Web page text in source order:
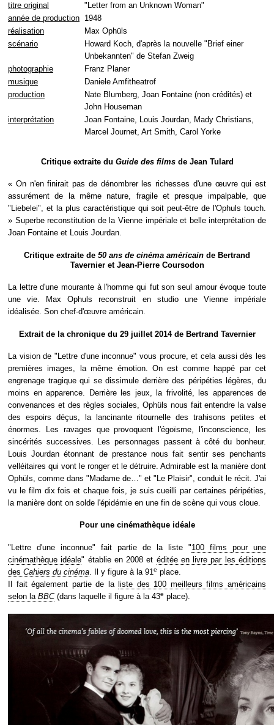
titre original
"Letter from an Unknown Woman"
année de production 1948
réalisation
Max Ophüls
scénario
Howard Koch, d'après la nouvelle "Brief einer
Unbekannten" de Stefan Zweig
photographie
Franz Planer
musique
Daniele Amfitheatrof
production
Nate Blumberg, Joan Fontaine (non crédités) et
John Houseman
interprétation
Joan Fontaine, Louis Jourdan, Mady Christians,
Marcel Journet, Art Smith, Carol Yorke
Critique extraite du Guide des filmsde Jean Tulard
« On n'en finirait pas de dénombrer les richesses d'une œuvre qui est
assurément de la même nature, fragile et presque impalpable, que
"Liebelei", et la plus caractéristique qui soit peut-être de l'Ophuls touch.
» Superbe reconstitution de la Vienne impériale et belle interprétation de
Joan Fontaine et Louis Jourdan.
Critique extraite de 50 ans de cinéma américain de Bertrand
Tavernier et Jean-Pierre Coursodon
La lettre d'une mourante à l'homme qui fut son seul amour évoque toute
une vie. Max Ophuls reconstruit en studio une Vienne impériale
idéalisée. Son chef-d'œuvre américain.
Extrait de la chronique du 29 juillet 2014 de Bertrand Tavernier
La vision de "Lettre d'une inconnue" vous procure, et cela aussi dès les
premières images, la même émotion. On est comme happé par cet
engrenage tragique qui se dissimule derrière des péripéties légères, du
moins en apparence. Derrière les jeux, la frivolité, les apparences de
convenances et des règles sociales, Ophüls nous fait entendre la valse
des espoirs déçus, la lancinante ritournelle des trahisons petites et
énormes. Les ravages que provoquent l'égoïsme, l'inconscience, les
sincérités successives. Les personnages passent à côté du bonheur.
Louis Jourdan étonnant de prestance nous fait sentir ses penchants
velléitaires qui vont le ronger et le détruire. Admirable est la manière dont
Ophüls, comme dans "Madame de…" et "Le Plaisir", conduit le récit. J'ai
vu le film dix fois et chaque fois, je suis cueilli par certaines péripéties,
la manière dont on solde l'épidémie en une fin de scène qui vous cloue.
Pour une cinémathèque idéale
"Lettre d'une inconnue" fait partie de la liste "100 films pour une
cinémathèque idéale" établie en 2008 et éditée en livre par les éditions
des Cahiers du cinéma . Il y figure à la 91e place.
Il fait également partie de laliste des 100 meilleurs films américains
selon la BBC(dans laquelle il figure à la 43e place).